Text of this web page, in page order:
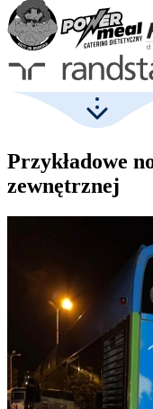
Przykładowe
zewnętrznej